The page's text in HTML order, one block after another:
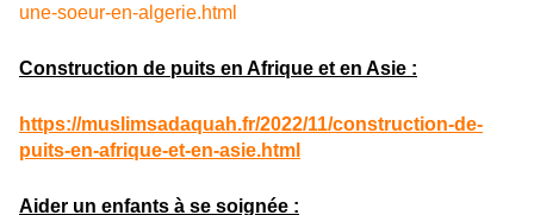
une-soeur-en-algerie.html
Construction de puits en Afrique et en Asie :
https://muslimsadaquah.fr/2022/11/construction-de-
puits-en-afrique-et-en-asie.html
Aider un enfants à se soignée :